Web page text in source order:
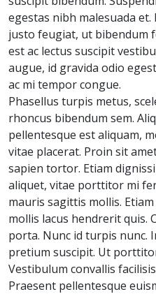
egestas nibh malesuada et.
justo feugiat, ut bibendum
est ac lectus suscipit
augue, id gravida odio
ac mi tempor congue.
Phasellus turpis metus,
rhoncus bibendum sem.
pellentesque est aliquam,
vitae placerat. Proin sit
sapien tortor. Etiam
aliquet, vitae porttitor mi
mauris sagittis mollis.
mollis lacus hendrerit quis.
porta. Nunc id turpis nunc.
pretium suscipit. Ut
Vestibulum convallis
Praesent pellentesque